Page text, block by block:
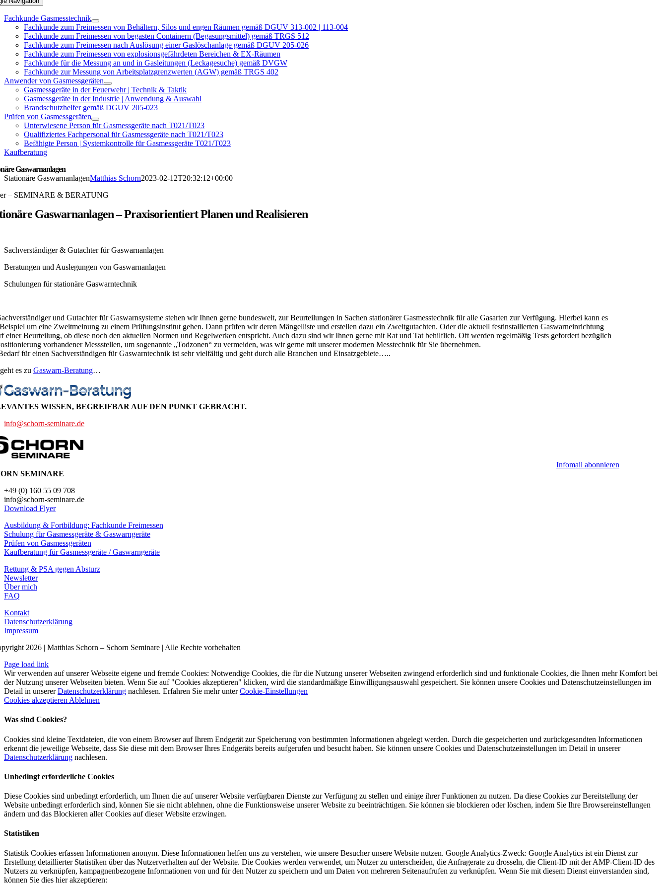
Fachkunde Gasmesstechnik
Fachkunde zum Freimessen von Behältern, Silos und engen Räumen gemäß DGUV 313-002 | 113-004
Fachkunde zum Freimessen von begasten Containern (Begasungsmittel) gemäß TRGS 512
Fachkunde zum Freimessen nach Auslösung einer Gaslöschanlage gemäß DGUV 205-026
Fachkunde zum Freimessen von explosionsgefährdeten Bereichen & EX-Räumen
Fachkunde für die Messung an und in Gasleitungen (Leckagesuche) gemäß DVGW
Fachkunde zur Messung von Arbeitsplatzgrenzwerten (AGW) gemäß TRGS 402
Anwender von Gasmessgeräten
Gasmessgeräte in der Feuerwehr | Technik & Taktik
Gasmessgeräte in der Industrie | Anwendung & Auswahl
Brandschutzhelfer gemäß DGUV 205-023
Prüfen von Gasmessgeräten
Unterwiesene Person für Gasmessgeräte nach T021/T023
Qualifiziertes Fachpersonal für Gasmessgeräte nach T021/T023
Befähigte Person | Systemkontrolle für Gasmessgeräte T021/T023
Kaufberatung
Gaswarnanlagen
Stationäre GaswarnanlagenMatthias Schorn2023-02-12T20:32:12+00:00
– SEMINARE & BERATUNG
Gaswarnanlagen – Praxisorientiert Planen und Realisieren
Sachverständiger & Gutachter für Gaswarnanlagen
Beratungen und Auslegungen von Gaswarnanlagen
Schulungen für stationäre Gaswarntechnik
und Gutachter für Gaswarnsysteme stehen wir Ihnen gerne bundesweit, zur Beurteilungen in Sachen stationärer Gasmesstechnik für alle Gasarten zur Verfügung. Hierbei kann es
um eine Zweitmeinung zu einem Prüfungsinstitut gehen. Dann prüfen wir deren Mängelliste und erstellen dazu ein Zweitgutachten. Oder die aktuell festinstallierten Gaswarneinrichtung
einer Beurteilung, ob diese noch den aktuellen Normen und Regelwerken entspricht. Auch dazu sind wir Ihnen gerne mit Rat und Tat behilflich. Oft werden regelmäßig Tests gefordert bezüglich
vorhandener Messstellen, um sogenannte „Todzonen“ zu vermeiden, was wir gerne mit unserer modernen Messtechnik für Sie übernehmen.
für einen Sachverständigen für Gaswarntechnik ist sehr vielfältig und geht durch alle Branchen und Einsatzgebiete…..
es zu Gaswarn-Beratung…
WISSEN, BEGREIFBAR AUF DEN PUNKT GEBRACHT.
info@schorn-seminare.de
Infomail abonnieren
SEMINARE
+49 (0) 160 55 09 708
info@schorn-seminare.de
Download Flyer
Ausbildung & Fortbildung: Fachkunde Freimessen
Schulung für Gasmessgeräte & Gaswarngeräte
Prüfen von Gasmessgeräten
Kaufberatung für Gasmessgeräte / Gaswarngeräte
Rettung & PSA gegen Absturz
Newsletter
Über mich
FAQ
Kontakt
Datenschutz­erklärung
Impressum
2026 | Matthias Schorn – Schorn Seminare | Alle Rechte vorbehalten
Page load link
Wir verwenden auf unserer Webseite eigene und fremde Cookies: Notwendige Cookies, die für die Nutzung unserer Webseiten zwingend erforderlich sind und funktionale Cookies, die Ihnen mehr Komfort bei
der Nutzung unserer Webseiten bieten. Wenn Sie auf "Cookies akzeptieren" klicken, wird die standardmäßige Einwilligungsauswahl gespeichert. Sie können unsere Cookies und Datenschutzeinstellungen im
Detail in unsererDatenschutzerklärung nachlesen. Erfahren Sie mehr unterCookie-Einstellungen
Cookies akzeptieren Ablehnen
Was sind Cookies?
Cookies sind kleine Textdateien, die von einem Browser auf Ihrem Endgerät zur Speicherung von bestimmten Informationen abgelegt werden. Durch die gespeicherten und zurückgesandten Informationen
erkennt die jeweilige Webseite, dass Sie diese mit dem Browser Ihres Endgeräts bereits aufgerufen und besucht haben. Sie können unsere Cookies und Datenschutzeinstellungen im Detail in unserer
Datenschutzerklärung nachlesen.
Unbedingt erforderliche Cookies
Diese Cookies sind unbedingt erforderlich, um Ihnen die auf unserer Website verfügbaren Dienste zur Verfügung zu stellen und einige ihrer Funktionen zu nutzen. Da diese Cookies zur Bereitstellung der
Website unbedingt erforderlich sind, können Sie sie nicht ablehnen, ohne die Funktionsweise unserer Website zu beeinträchtigen. Sie können sie blockieren oder löschen, indem Sie Ihre Browsereinstellungen
ändern und das Blockieren aller Cookies auf dieser Website erzwingen.
Statistiken
Statistik Cookies erfassen Informationen anonym. Diese Informationen helfen uns zu verstehen, wie unsere Besucher unsere Website nutzen. Google Analytics-Zweck: Google Analytics ist ein Dienst zur
Erstellung detaillierter Statistiken über das Nutzerverhalten auf der Website. Die Cookies werden verwendet, um Nutzer zu unterscheiden, die Anfragerate zu drosseln, die Client-ID mit der AMP-Client-ID des
Nutzers zu verknüpfen, kampagnenbezogene Informationen von und für den Nutzer zu speichern und um Daten von mehreren Seitenaufrufen zu verknüpfen. Wenn Sie mit diesem Dienst einverstanden sind,
können Sie dies hier akzeptieren: